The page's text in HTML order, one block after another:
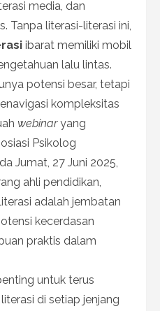
media, dan
Tanpa literasi-literasi ini,
ibarat memiliki mobil
lalu lintas.
potensi besar, tetapi
kompleksitas
webinaryang
Psikolog
Jumat, 27 Juni 2025,
ahli pendidikan,
adalah jembatan
kecerdasan
praktis dalam
untuk terus
di setiap jenjang